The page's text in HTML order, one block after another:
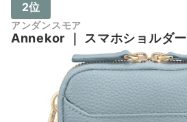
2位
アンダンスモア
Annekor ｜ スマホショルダー